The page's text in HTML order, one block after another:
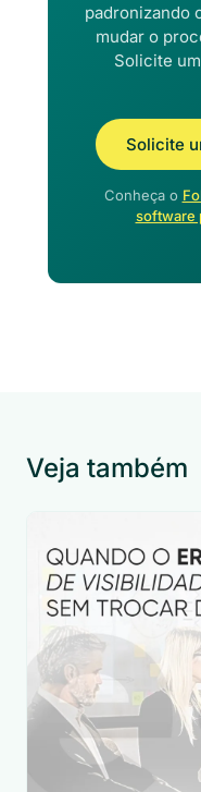
padronizando
mudar o
Solicite
Solicite
Conheça o
software
Veja também